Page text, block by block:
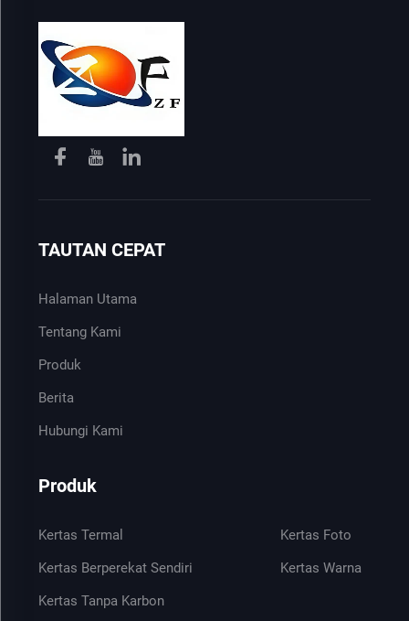
TAUTAN CEPAT
Halaman Utama
Tentang Kami
Produk
Berita
Hubungi Kami
Produk
Kertas Termal
Kertas Berperekat Sendiri
Kertas Tanpa Karbon
Kertas Foto
Kertas Warna